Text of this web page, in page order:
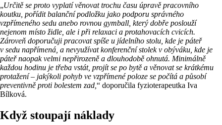
„Určitě se proto vyplatí věnovat trochu času úpravě pracovního
koutku, pořídit balanční podložku jako podporu správného
vzpřímeného sedu anebo rovnou gymball, který dobře poslouží
nejenom místo židle, ale i při relaxaci a protahovacích cvicích.
Zároveň doporučuji pracovat spíše u jídelního stolu, kde je páteř
v sedu napřímená, a nevyužívat konferenční stolek v obýváku, kde je
páteř naopak velmi nepřirozeně a dlouhodobě ohnutá. Minimálně
každou hodinu je třeba vstát, projít se po bytě a věnovat se krátkému
protažení – jakýkoli pohyb ve vzpřímené poloze se počítá a působí
preventivně proti bolestem zad, “ doporučila fyzioterapeutka Iva
Bílková.
Když stoupají náklady